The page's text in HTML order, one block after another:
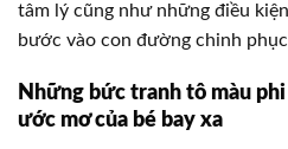
tâm lý cũng như những điều
bước vào con đường chinh
Những bức tranh tô màu
ước mơ của bé bay xa